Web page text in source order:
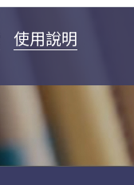
使用說明